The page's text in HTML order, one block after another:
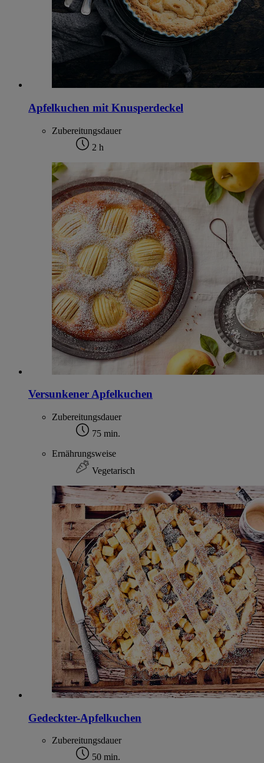
Apfelkuchen mit Knusperdeckel
Zubereitungsdauer
2 h
Versunkener Apfelkuchen
Zubereitungsdauer
75 min.
Ernährungsweise
Vegetarisch
Gedeckter-Apfelkuchen
Zubereitungsdauer
50 min.